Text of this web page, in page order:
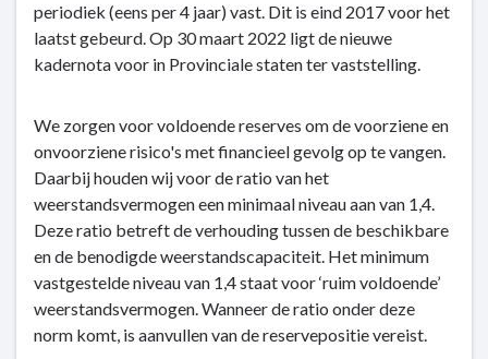
periodiek (eens per 4 jaar) vast. Dit is eind 2017 voor het
laatst gebeurd. Op 30 maart 2022 ligt de nieuwe
kadernota voor in Provinciale staten ter vaststelling.
We zorgen voor voldoende reserves om de voorziene en
onvoorziene risico's met financieel gevolg op te vangen.
Daarbij houden wij voor de ratio van het
weerstandsvermogen een minimaal niveau aan van 1,4.
Deze ratio betreft de verhouding tussen de beschikbare
en de benodigde weerstandscapaciteit. Het minimum
vastgestelde niveau van 1,4 staat voor ‘ruim voldoende’
weerstandsvermogen. Wanneer de ratio onder deze
norm komt, is aanvullen van de reservepositie vereist.